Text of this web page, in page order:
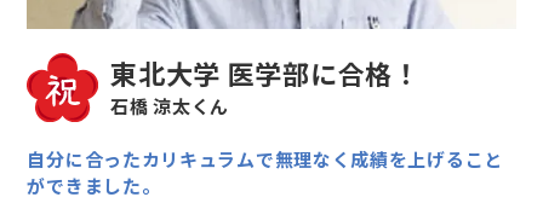
東北大学 医学部に合格！
石橋 涼太くん
自分に合ったカリキュラムで無理なく成績を上げること
ができました。